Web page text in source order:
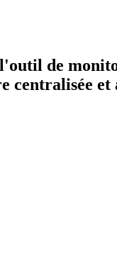
de
centralisée et